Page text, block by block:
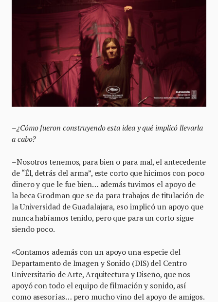
–¿Cómo fueron construyendo esta idea y qué implicó llevarla
a cabo?
–Nosotros tenemos, para bien o para mal, el antecedente
de “Él, detrás del arma”, este corto que hicimos con poco
dinero y que le fue bien… además tuvimos el apoyo de
la beca Grodman que se da para trabajos de titulación de
la Universidad de Guadalajara, eso implicó un apoyo que
nunca habíamos tenido, pero que para un corto sigue
siendo poco.
«Contamos además con un apoyo una especie del
Departamento de Imagen y Sonido (DIS) del Centro
Universitario de Arte, Arquitectura y Diseño, que nos
apoyó con todo el equipo de filmación y sonido, así
como asesorías… pero mucho vino del apoyo de amigos.